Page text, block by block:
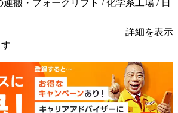
運搬・フォークリフト / 化学系工場 / 日
詳細を表示